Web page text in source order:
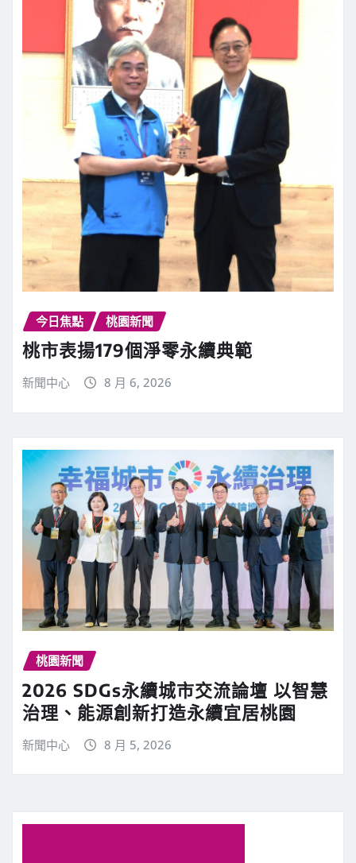
今日焦點 桃園新聞
桃市表揚179個淨零永續典範
新聞中心 8 月 6, 2026
桃園新聞
2026 SDGs永續城市交流論壇 以智慧
治理、能源創新打造永續宜居桃園
新聞中心 8 月 5, 2026